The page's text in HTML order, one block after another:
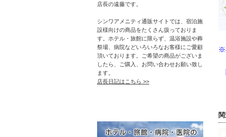
※
店長の遠藤です。
シンワアメニティ通販サイトでは、宿泊施
設様向けの商品をたくさん扱っておりま
す。ホテル・旅館に限らず、温浴施設や葬
祭場、病院などいろいろなお客様にご愛顧
頂いております。ご希望の商品がございま
したら、ご購入、お問い合わせお願い致し
ます。
店長日記はこちら >>